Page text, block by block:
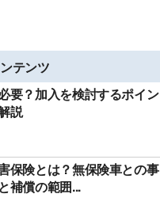
テンツ
要？加入を検討するポイン
説
保険とは？無保険車との事
補償の範囲...